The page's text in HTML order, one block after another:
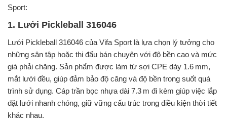
Sport:
1. Lưới Pickleball 316046
Lưới Pickleball 316046 của Vifa Sport là lựa chọn lý tưởng cho
những sân tập hoặc thi đấu bán chuyên với độ bền cao và mức
giá phải chăng. Sản phẩm được làm từ sợi CPE dày 1.6 mm,
mắt lưới đều, giúp đảm bảo độ căng và độ bền trong suốt quá
trình sử dụng. Cáp trần bọc nhựa dài 7.3 m đi kèm giúp việc lắp
đặt lưới nhanh chóng, giữ vững cấu trúc trong điều kiện thời tiết
khác nhau.